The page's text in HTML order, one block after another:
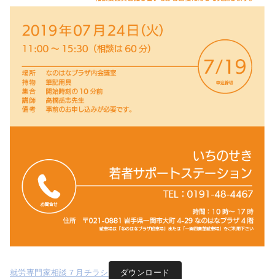
就労専門家相談７月チラシ ダウンロード